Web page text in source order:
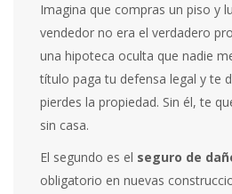
Imagina que compras un piso y
vendedor no era el verdadero
una hipoteca oculta que nadie
título paga tu defensa legal y te
pierdes la propiedad. Sin él, te
sin casa.
El segundo es el seguro de
obligatorio en nuevas